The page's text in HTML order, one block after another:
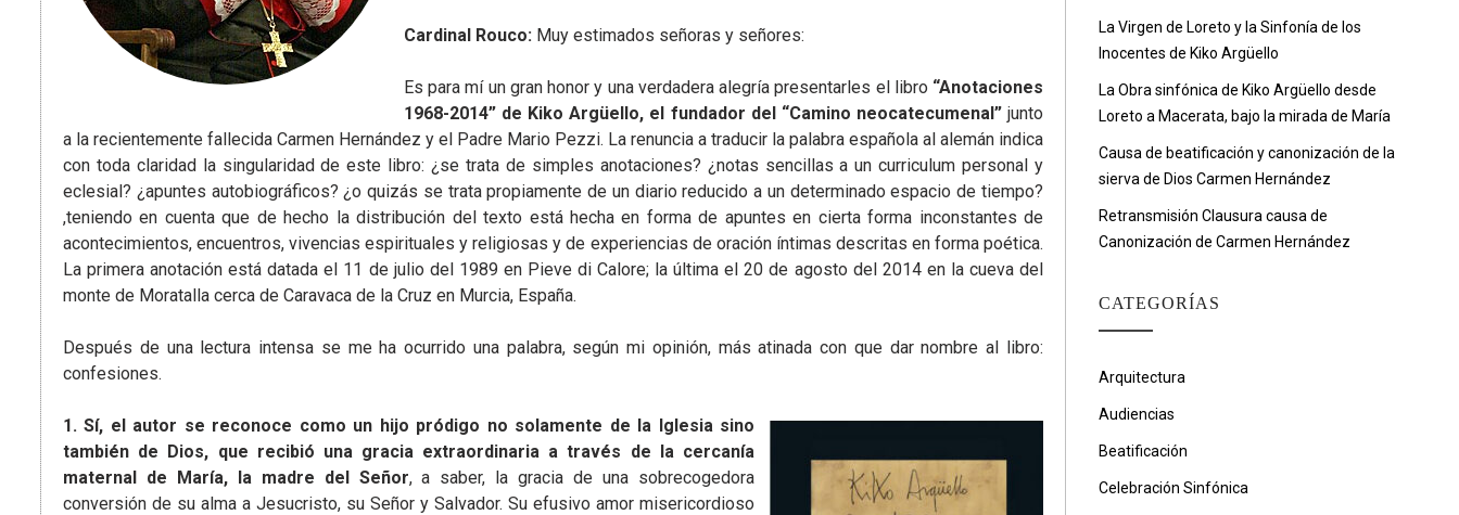
Cardinal Rouco: Muy estimados señoras y señores:
Es para mí un gran honor y una verdadera alegría presentarles el libro “Anotaciones
1968-2014” de Kiko Argüello, el fundador del “Camino neocatecumenal”junto
a la recientemente fallecida Carmen Hernández y el Padre Mario Pezzi. La renuncia a traducir la palabra española al alemán indica
con toda claridad la singularidad de este libro: ¿se trata de simples anotaciones? ¿notas sencillas a un curriculum personal y
eclesial? ¿apuntes autobiográficos? ¿o quizás se trata propiamente de un diario reducido a un determinado espacio de tiempo?
,teniendo en cuenta que de hecho la distribución del texto está hecha en forma de apuntes en cierta forma inconstantes de
acontecimientos, encuentros, vivencias espirituales y religiosas y de experiencias de oración íntimas descritas en forma poética.
La primera anotación está datada el 11 de julio del 1989 en Pieve di Calore; la última el 20 de agosto del 2014 en la cueva del
monte de Moratalla cerca de Caravaca de la Cruz en Murcia, España.
Después de una lectura intensa se me ha ocurrido una palabra, según mi opinión, más atinada con que dar nombre al libro:
confesiones.
1. Sí, el autor se reconoce como un hijo pródigo no solamente de la Iglesia sino
también de Dios, que recibió una gracia extraordinaria a través de la cercanía
maternal de María, la madre del Señor, a saber, la gracia de una sobrecogedora
conversión de su alma a Jesucristo, su Señor y Salvador. Su efusivo amor misericordioso
La Virgen de Loreto y la Sinfonía de los
Inocentes de Kiko Argüello
La Obra sinfónica de Kiko Argüello desde
Loreto a Macerata, bajo la mirada de María
Causa de beatificación y canonización de la
sierva de Dios Carmen Hernández
Retransmisión Clausura causa de
Canonización de Carmen Hernández
CATEGORÍAS
Arquitectura
Audiencias
Beatificación
Celebración Sinfónica